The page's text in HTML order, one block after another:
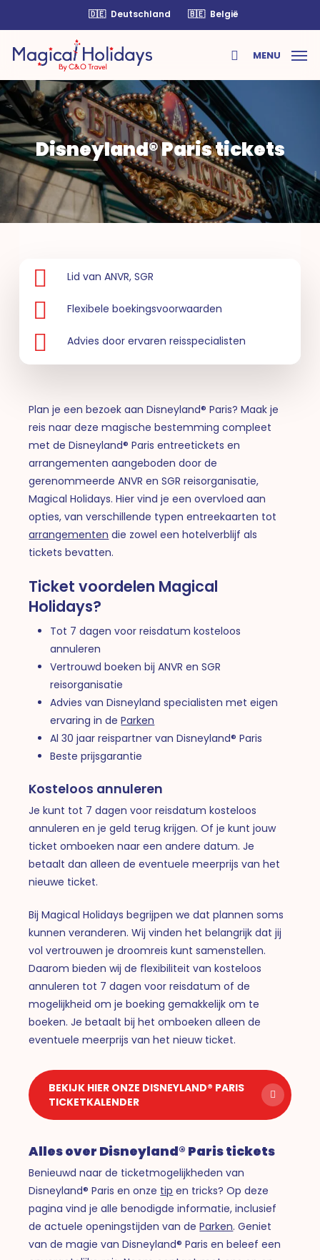
main
content
🇩🇪 Deutschland 🇧🇪 België
search
MENU
Disneyland® Paris tickets
Lid van ANVR, SGR
Flexibele boekingsvoorwaarden
Advies door ervaren reisspecialisten
Plan je een bezoek aan Disneyland® Paris? Maak je
reis naar deze magische bestemming compleet
met de Disneyland® Paris entreetickets en
arrangementen aangeboden door de
gerenommeerde ANVR en SGR reisorganisatie,
Magical Holidays. Hier vind je een overvloed aan
opties, van verschillende typen entreekaarten tot
arrangementen die zowel een hotelverblijf als
tickets bevatten.
Ticket voordelen Magical
Holidays?
Tot 7 dagen voor reisdatum kosteloos
annuleren
Vertrouwd boeken bij ANVR en SGR
reisorganisatie
Advies van Disneyland specialisten met eigen
ervaring in deParken
Al 30 jaar reispartner van Disneyland® Paris
Beste prijsgarantie
Kosteloos annuleren
Je kunt tot 7 dagen voor reisdatum kosteloos
annuleren en je geld terug krijgen. Of je kunt jouw
ticket omboeken naar een andere datum. Je
betaalt dan alleen de eventuele meerprijs van het
nieuwe ticket.
Bij Magical Holidays begrijpen we dat plannen soms
kunnen veranderen. Wij vinden het belangrijk dat jij
vol vertrouwen je droomreis kunt samenstellen.
Daarom bieden wij de flexibiliteit van kosteloos
annuleren tot 7 dagen voor reisdatum of de
mogelijkheid om je boeking gemakkelijk om te
boeken. Je betaalt bij het omboeken alleen de
eventuele meerprijs van het nieuw ticket.
BEKIJK HIER ONZE DISNEYLAND® PARIS
TICKETKALENDER
Alles over Disneyland® Paris tickets
Benieuwd naar de ticketmogelijkheden van
Disneyland® Paris en onze tip en tricks? Op deze
pagina vind je alle benodigde informatie, inclusief
de actuele openingstijden van deParken. Geniet
van de magie van Disneyland® Paris en beleef een